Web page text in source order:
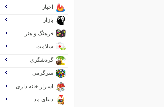
اخبار
بازار
فرهنگ و هنر
سلامت
گردشگری
سرگرمی
اسرار خانه داری
دنیای مد